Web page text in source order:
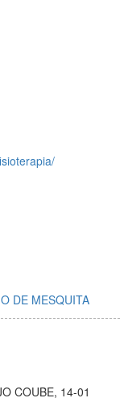
DE MESQUITA
COUBE, 14-01